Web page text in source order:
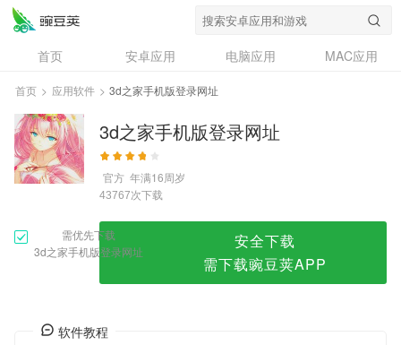
3d之家手机版登录网址
首页 安卓应用 电脑应用
MAC应用
资讯
专题
问答
首页 > 应用软件 > 3d之家手机版登录网址
3d之家手机版登录网址
官方 年满16周岁
43767次下载
需优先下载
3d之家手机版登录网址
安全下载
需下载豌豆荚APP
软件教程